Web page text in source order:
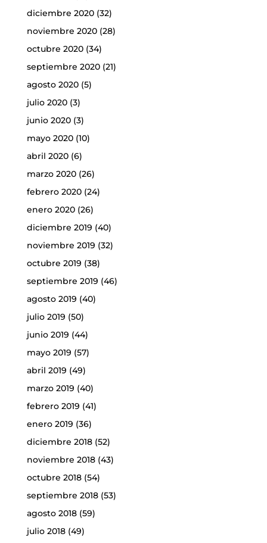
diciembre 2020(32)
noviembre 2020(28)
octubre 2020(34)
septiembre 2020(21)
agosto 2020(5)
julio 2020(3)
junio 2020(3)
mayo 2020(10)
abril 2020(6)
marzo 2020(26)
febrero 2020(24)
enero 2020(26)
diciembre 2019 (40)
noviembre 2019 (32)
octubre 2019 (38)
septiembre 2019 (46)
agosto 2019 (40)
julio 2019 (50)
junio 2019 (44)
mayo 2019 (57)
abril 2019 (49)
marzo 2019 (40)
febrero 2019 (41)
enero 2019 (36)
diciembre 2018(52)
noviembre 2018(43)
octubre 2018(54)
septiembre 2018(53)
agosto 2018(59)
julio 2018(49)